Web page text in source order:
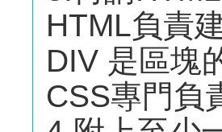
HTML負責
DIV 是區塊
CSS專門負